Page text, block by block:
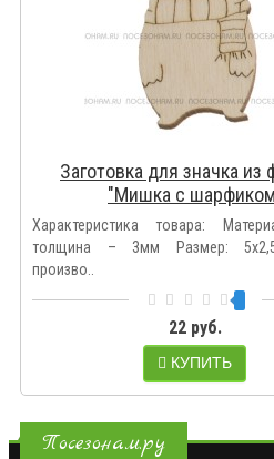
Заготовка для значка из
"Мишка с
Характеристика товара:
толщина – 3мм Размер:
произво..
22 руб.
КУПИТЬ
Посезонам.ру